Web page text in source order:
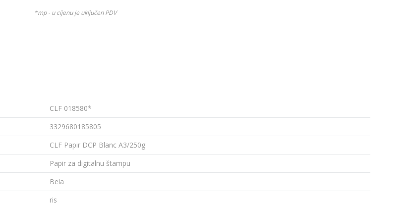
*mp - u cijenu je uključen PDV
CLF 018580*
3329680185805
CLF Papir DCP Blanc A3/250g
Papir za digitalnu štampu
Bela
ris